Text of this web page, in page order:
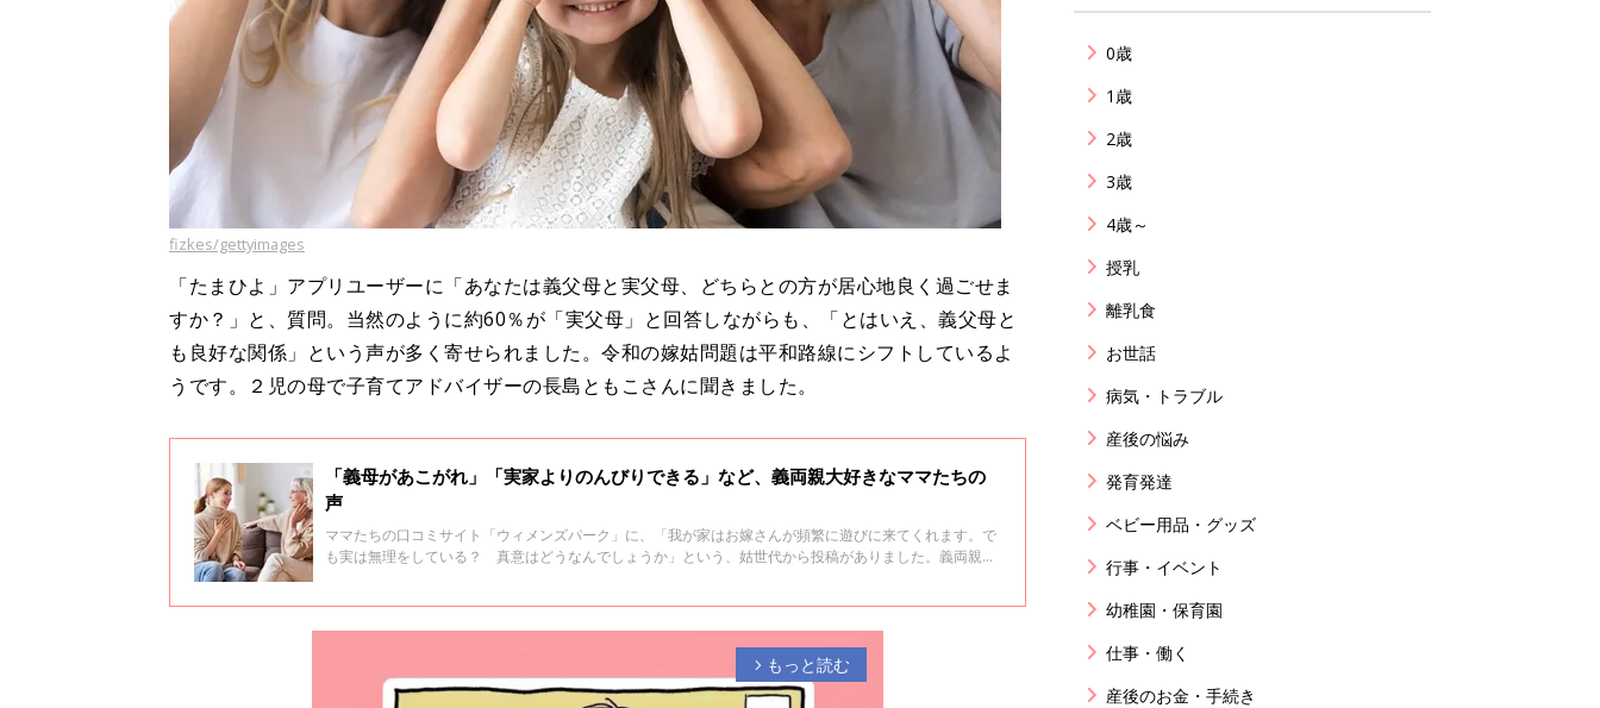
fizkes/gettyimages
「たまひよ」アプリユーザーに「あなたは義父母と実父母、どちらとの方が居心地良く過ごせま
すか？」と、質問。当然のように約60％が「実父母」と回答しながらも、「とはいえ、義父母と
も良好な関係」という声が多く寄せられました。令和の嫁姑問題は平和路線にシフトしているよ
うです。２児の母で子育てアドバイザーの長島ともこさんに聞きました。
「義母があこがれ」「実家よりのんびりできる」など、義両親大好きなママたちの
声
ママたちの口コミサイト「ウィメンズパーク」に、「我が家はお嫁さんが頻繁に遊びに来てくれます。で
も実は無理をしている？ 真意はどうなんでしょうか」という、姑世代から投稿がありました。義両親＝
arrow_forward_ios もっと読む
0歳
1歳
2歳
3歳
4歳～
授乳
離乳食
お世話
病気・トラブル
産後の悩み
発育発達
ベビー用品・グッズ
行事・イベント
幼稚園・保育園
仕事・働く
産後のお金・手続き